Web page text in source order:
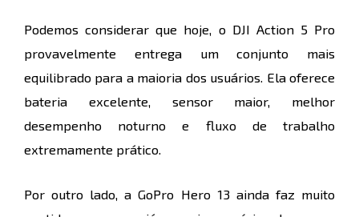
Podemos considerar que hoje, o DJI Action 5 Pro
provavelmente entrega um conjunto mais
equilibrado para a maioria dos usuários. Ela oferece
bateria excelente, sensor maior, melhor
desempenho noturno e fluxo de trabalho
extremamente prático.
Por outro lado, a GoPro Hero 13 ainda faz muito